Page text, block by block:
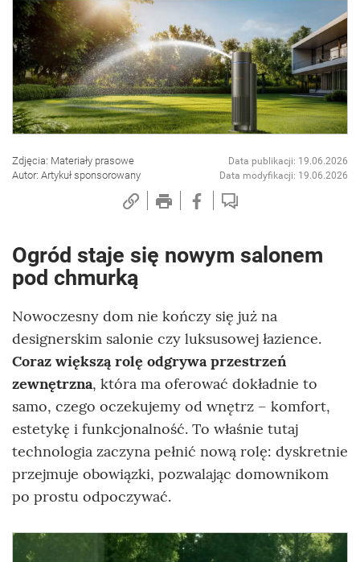
Zdjęcia: Materiały prasowe
Autor: Artykuł sponsorowany
Data publikacji: 19.06.2026
Data modyfikacji: 19.06.2026
Ogród staje się nowym salonem
pod chmurką
Nowoczesny dom nie kończy się już na
designerskim salonie czy luksusowej łazience.
Coraz większą rolę odgrywa przestrzeń
zewnętrzna, która ma oferować dokładnie to
samo, czego oczekujemy od wnętrz – komfort,
estetykę i funkcjonalność. To właśnie tutaj
technologia zaczyna pełnić nową rolę: dyskretnie
przejmuje obowiązki, pozwalając domownikom
po prostu odpoczywać.